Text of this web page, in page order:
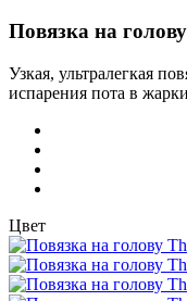
Повязка на
Узкая, ультралегкая
испарения пота в
Цвет